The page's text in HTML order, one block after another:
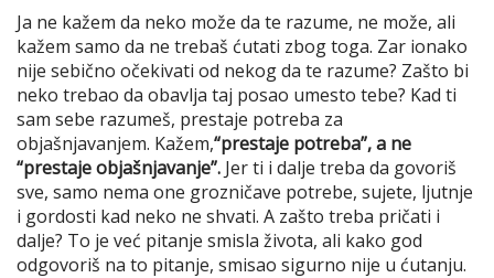
Ja ne kažem da neko može da te razume, ne može, ali
kažem samo da ne trebaš ćutati zbog toga. Zar ionako
nije sebično očekivati od nekog da te razume? Zašto bi
neko trebao da obavlja taj posao umesto tebe? Kad ti
sam sebe razumeš, prestaje potreba za
objašnjavanjem. Kažem,“prestaje potreba”, a ne
“prestaje objašnjavanje”. Jer ti i dalje treba da govoriš
sve, samo nema one grozničave potrebe, sujete, ljutnje
i gordosti kad neko ne shvati. A zašto treba pričati i
dalje? To je već pitanje smisla života, ali kako god
odgovoriš na to pitanje, smisao sigurno nije u ćutanju.